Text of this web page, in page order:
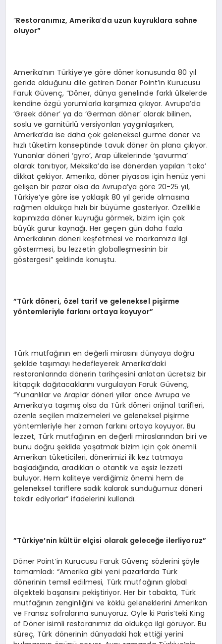
“Restoranımız, Amerika’da uzun kuyruklara sahne
oluyor”
Amerika’nın Türkiye’ye göre döner konusunda 80 yıl
geride olduğunu dile getiren Döner Point’in Kurucusu
Faruk Güvenç, “Döner, dünya genelinde farklı ülkelerde
kendine özgü yorumlarla karşımıza çıkıyor. Avrupa’da
‘Greek döner’ ya da ‘German döner’ olarak bilinen,
soslu ve garnitürlü versiyonları yaygınlaşırken,
Amerika’da ise daha çok geleneksel gurme döner ve
hızlı tüketim konseptinde tavuk döner ön plana çıkıyor.
Yunanlar döneri ‘gyro’, Arap ülkelerinde ‘şavurma’
olarak tanıtıyor, Meksika’da ise dönerden yapılan ‘tako’
dikkat çekiyor. Amerika, döner piyasası için henüz yeni
gelişen bir pazar olsa da Avrupa’ya göre 20-25 yıl,
Türkiye’ye göre ise yaklaşık 80 yıl geride olmasına
rağmen oldukça hızlı bir büyüme gösteriyor. Özellikle
kapımızda döner kuyruğu görmek, bizim için çok
büyük gurur kaynağı. Her geçen gün daha fazla
Amerikalının döneri keşfetmesi ve markamıza ilgi
göstermesi, bu lezzetin globalleşmesinin bir
göstergesi” şeklinde konuştu.
”Türk döneri, özel tarif ve geleneksel pişirme
yöntemleriyle farkını ortaya koyuyor”
Türk mutfağının en değerli mirasını dünyaya doğru
şekilde taşımayı hedefleyerek Amerika’daki
restoranlarında dönerin tarihçesini anlatan ücretsiz bir
kitapçık dağıtacaklarını vurgulayan Faruk Güvenç,
“Yunanlılar ve Araplar döneri yıllar önce Avrupa ve
Amerika’ya taşımış olsa da Türk döneri orijinal tarifleri,
özenle seçilen malzemeleri ve geleneksel pişirme
yöntemleriyle her zaman farkını ortaya koyuyor. Bu
lezzet, Türk mutfağının en değerli miraslarından biri ve
bunu doğru şekilde yaşatmak bizim için çok önemli.
Amerikan tüketicileri, dönerimizi ilk kez tatmaya
başladığında, aradıkları o otantik ve eşsiz lezzeti
buluyor. Hem kaliteye verdiğimiz önemi hem de
geleneksel tariflere sadık kalarak sunduğumuz döneri
takdir ediyorlar” ifadelerini kullandı.
”Türkiye’nin kültür elçisi olarak geleceğe ilerliyoruz”
Döner Point’in Kurucusu Faruk Güvenç sözlerini şöyle
tamamladı: “Amerika gibi yeni pazarlarda Türk
dönerinin temsil edilmesi, Türk mutfağının global
ölçekteki başarısını pekiştiriyor. Her bir tabakta, Türk
mutfağının zenginliğini ve köklü geleneklerini Amerikan
ve Fransız sofralarına sunuyoruz. Öyle ki Paris’teki King
of Döner isimli restoranımız da oldukça ilgi görüyor. Bu
süreç, Türk dönerinin dünyadaki hak ettiği yerini